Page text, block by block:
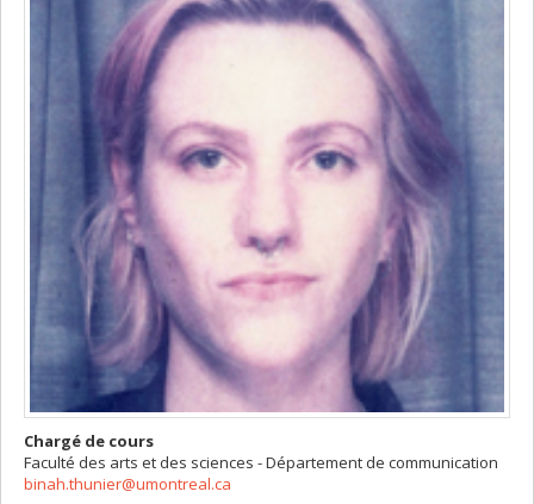
Chargé de cours
Faculté des arts et des sciences - Département de communication
binah.thunier@umontreal.ca